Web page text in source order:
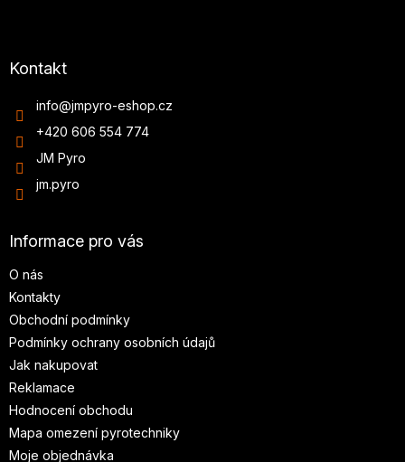
Kontakt
info@jmpyro-eshop.cz
+420 606 554 774
JM Pyro
jm.pyro
Informace pro vás
O nás
Kontakty
Obchodní podmínky
Podmínky ochrany osobních údajů
Jak nakupovat
Reklamace
Hodnocení obchodu
Mapa omezení pyrotechniky
Moje objednávka